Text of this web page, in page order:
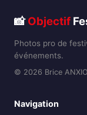
📸Objectif
Photos pro de
événements.
© 2026 Brice
Navigation